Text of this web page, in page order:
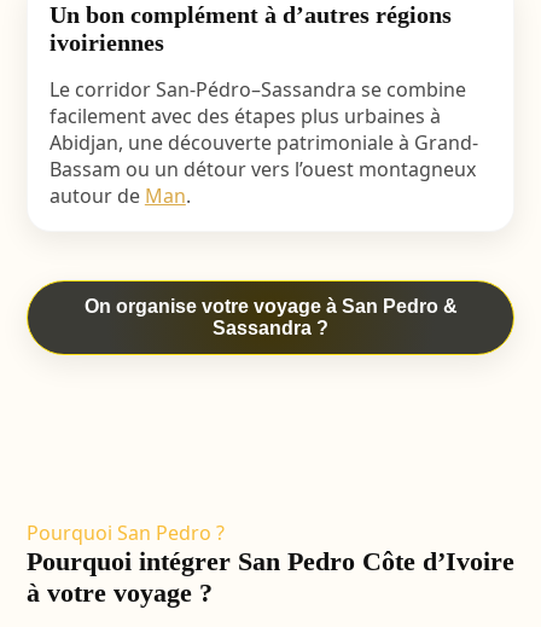
Un bon complément à d’autres régions
ivoiriennes
Le corridor San-Pédro–Sassandra se combine
facilement avec des étapes plus urbaines à
Abidjan, une découverte patrimoniale à Grand-
Bassam ou un détour vers l’ouest montagneux
autour de Man.
On organise votre voyage à San Pedro &
Sassandra ?
Pourquoi San Pedro ?
Pourquoi intégrer San Pedro Côte d’Ivoire
à votre voyage ?